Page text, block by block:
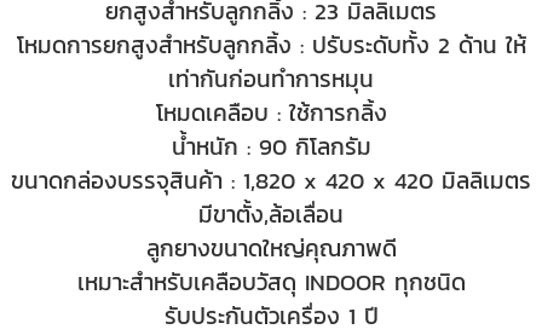
ยกสูงสำหรับลูกกลิ้ง : 23 มิลลิเมตร
โหมดการยกสูงสำหรับลูกกลิ้ง : ปรับระดับทั้ง 2 ด้าน ให้
เท่ากันก่อนทำการหมุน
โหมดเคลือบ : ใช้การกลิ้ง
น้ำหนัก : 90 กิโลกรัม
ขนาดกล่องบรรจุสินค้า : 1,820 x 420 x 420 มิลลิเมตร
มีขาตั้ง,ล้อเลื่อน
ลูกยางขนาดใหญ่คุณภาพดี
เหมาะสำหรับเคลือบวัสดุ INDOOR ทุกชนิด
รับประกันตัวเครื่อง 1 ปี